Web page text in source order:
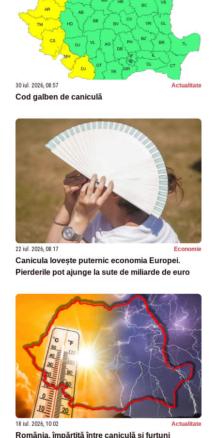
30 iul. 2026, 08:57 Actualitate
Cod galben de caniculă
22 iul. 2026, 08:17 Economie
Canicula lovește puternic economia Europei.
Pierderile pot ajunge la sute de miliarde de euro
18 iul. 2026, 10:02 Actualitate
România, împărțită între caniculă și furtuni